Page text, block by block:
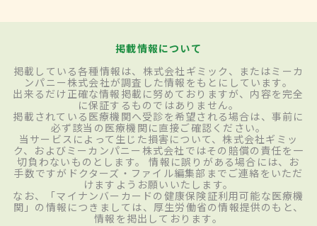
掲載情報について
掲載している各種情報は、株式会社ギミック、またはミーカ
ンパニー株式会社が調査した情報をもとにしています。
出来るだけ正確な情報掲載に努めておりますが、内容を完全
に保証するものではありません。
掲載されている医療機関へ受診を希望される場合は、事前に
必ず該当の医療機関に直接ご確認ください。
当サービスによって生じた損害について、株式会社ギミッ
ク、およびミーカンパニー株式会社ではその賠償の責任を一
切負わないものとします。 情報に誤りがある場合には、お
手数ですがドクターズ・ファイル編集部までご連絡をいただ
けますようお願いいたします。
なお、「マイナンバーカードの健康保険証利用可能な医療機
関」の情報につきましては、厚生労働省の情報提供のもと、
情報を掲出しております。